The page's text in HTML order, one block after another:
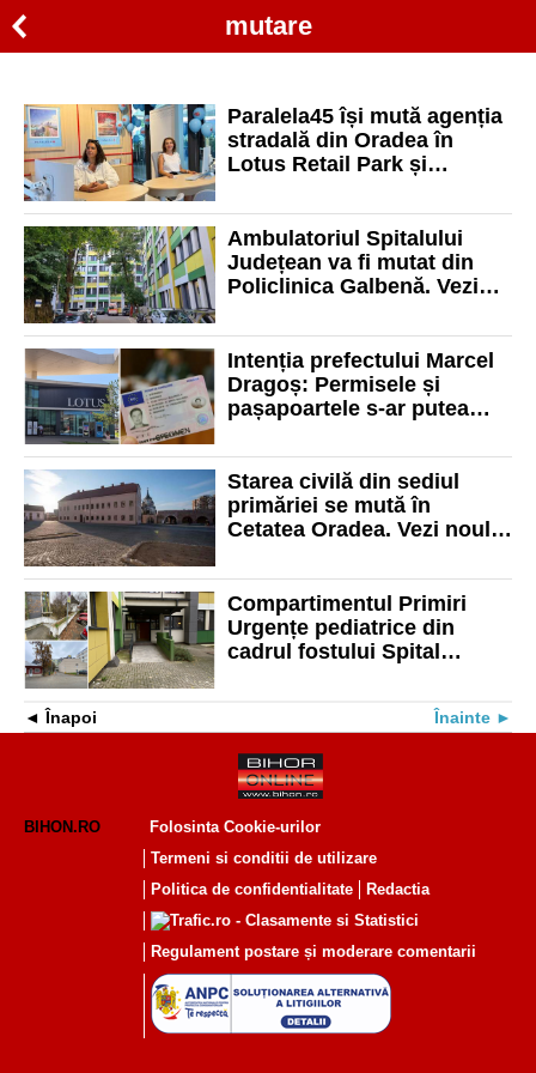
mutare
Paralela45 își mută agenția
stradală din Oradea în
Lotus Retail Park și
în marile centre comerciale
din țară
Ambulatoriul Spitalului
Județean va fi mutat din
Policlinica Galbenă. Vezi
consultațiile
Intenția prefectului Marcel
Dragoș: Permisele și
pașapoartele s-ar putea
Oradea
Starea civilă din sediul
primăriei se mută în
Cetatea Oradea. Vezi noul
Compartimentul Primiri
Urgențe pediatrice din
cadrul fostului Spital
Înapoi Înainte
BIHON.RO
Folosinta Cookie-urilor
Termeni si conditii de utilizare
Politica de confidentialitate
Redactia
Regulament postare și moderare comentarii